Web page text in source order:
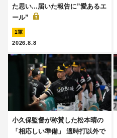
た思い...届いた報告に”愛あるエ
ール”
1軍
2026.8.8
小久保監督が称賛した松本晴の
「相応しい準備」 適時打以外で